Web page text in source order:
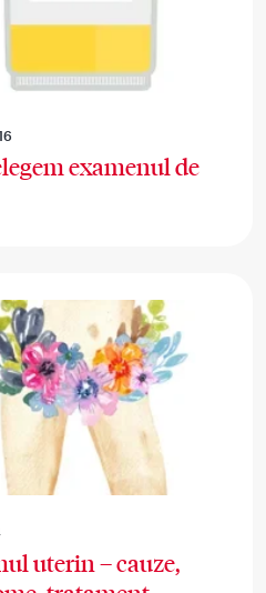
examenul de
uterin – cauze,